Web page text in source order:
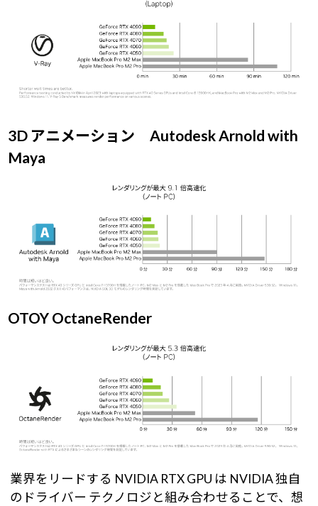
3D アニメーション Autodesk Arnold with
Maya
OTOY OctaneRender
業界をリードする NVIDIA RTX GPU は NVIDIA 独自
のドライバー テクノロジと組み合わせることで、想